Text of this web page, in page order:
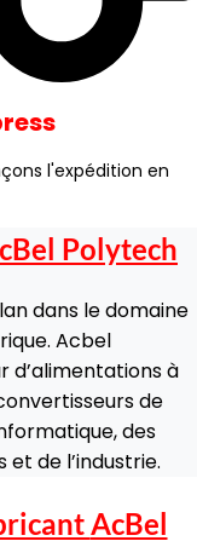
l'expédition en
Polytech
dans le domaine
Acbel
d’alimentations à
de
des
de l’industrie.
AcBel